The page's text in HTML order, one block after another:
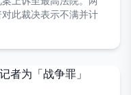
此裁决表示不满并计